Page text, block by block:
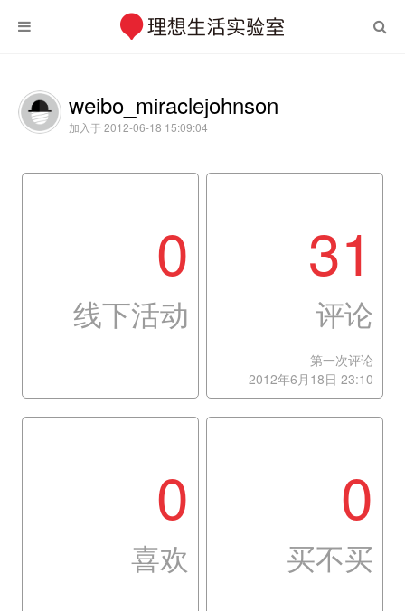
weibo_miraclejohnson
加入于 2012-06-18 15:09:04
0
线下活动
31
评论
第一次评论
2012年6月18日 23:10
0
喜欢
0
买不买